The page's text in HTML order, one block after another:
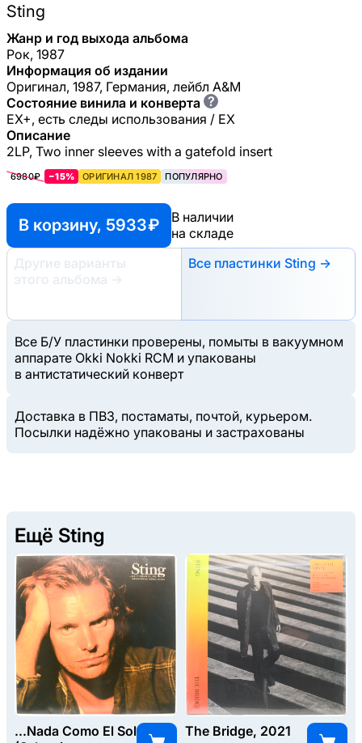
Sting
Жанр и год выхода альбома
Рок, 1987
Информация об издании
Оригинал, 1987, Германия, лейбл A&M
Состояние винила и конверта ?
EX+, есть следы использования / EX
Описание
2LP, Two inner sleeves with a gatefold insert
6980₽ −15% ОРИГИНАЛ 1987 ПОПУЛЯРНО
В корзину, 5933 ₽
В наличии
на складе
Другие варианты
этого альбома
→
Все пластинки Sting →
Все Б/У пластинки проверены, помыты в вакуумном
аппарате Okki Nokki RCM и упакованы
в антистатический конверт
Доставка в ПВЗ, постаматы, почтой, курьером.
Посылки надёжно упакованы и застрахованы
Ещё Sting
...Nada Como El Sol
The Bridge, 2021